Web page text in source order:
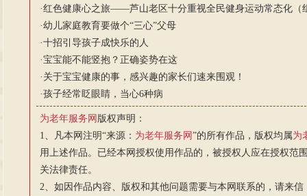
·红色健康心之旅——芦山老区十分重视全民健身运动常态化（
·幼儿家庭教育要做个“三心”父母
·十招引导孩子成快乐的人
·宝宝能不能竖抱？正确姿势在这
· 关于宝宝健康的事，感兴趣的家长们速来围观！
·孩子经常眨眼睛，当心6种病
为老年服务网 版权声明：
1、凡本网注明“来源： 为老年服务网 ”的所有作品，版权均属为
用上述作品。已经本网授权使用作品的，被授权人应在授权范
关法律责任。
2、如因作品内容、版权和其他问题需要与本网联系的，请来信